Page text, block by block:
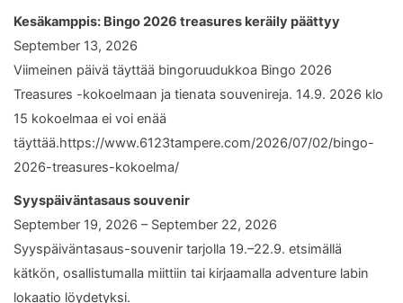
Kesäkamppis: Bingo 2026 treasures keräily päättyy
September 13, 2026
Viimeinen päivä täyttää bingoruudukkoa Bingo 2026
Treasures -kokoelmaan ja tienata souvenireja. 14.9. 2026 klo
15 kokoelmaa ei voi enää
täyttää.https://www.6123tampere.com/2026/07/02/bingo-
2026-treasures-kokoelma/
Syyspäiväntasaus souvenir
September 19, 2026 – September 22, 2026
Syyspäiväntasaus-souvenir tarjolla 19.–22.9. etsimällä
kätkön, osallistumalla miittiin tai kirjaamalla adventure labin
lokaatio löydetyksi.